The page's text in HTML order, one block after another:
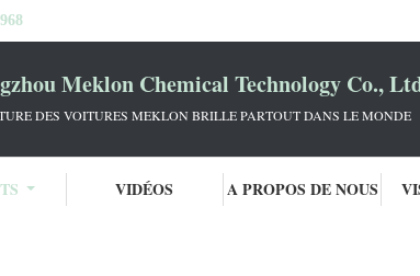
Meklon Chemical Technology Co.,
DES VOITURES MEKLON BRILLE PARTOUT DANS LE MONDE
VIDÉOS A PROPOS DE NOUS